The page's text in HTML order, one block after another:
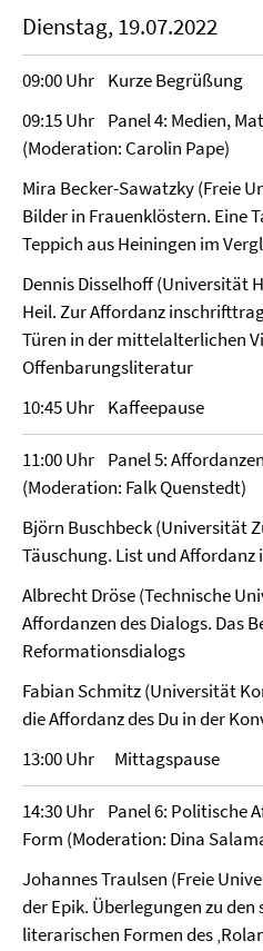
Dienstag, 19.07.2022
09:00 Uhr Kurze Begrüßung
09:15 Uhr Panel 4: Medien,
(Moderation: Carolin Pape)
Mira Becker-Sawatzky (Freie
Bilder in Frauenklöstern. Eine
Teppich aus Heiningen im
Dennis Disselhoff (Universität
Heil. Zur Affordanz
Türen in der mittelalterlichen
Offenbarungsliteratur
10:45 Uhr Kaffeepause
11:00 Uhr Panel 5:
(Moderation: Falk Quenstedt)
Björn Buschbeck (Universität
Täuschung. List und Affordanz
Albrecht Dröse (Technische
Affordanzen des Dialogs. Das
Reformationsdialogs
Fabian Schmitz (Universität
die Affordanz des Du in der
13:00 Uhr Mittagspause
14:30 Uhr Panel 6: Politische
Form (Moderation: Dina
Johannes Traulsen (Freie
der Epik. Überlegungen zu
literarischen Formen des